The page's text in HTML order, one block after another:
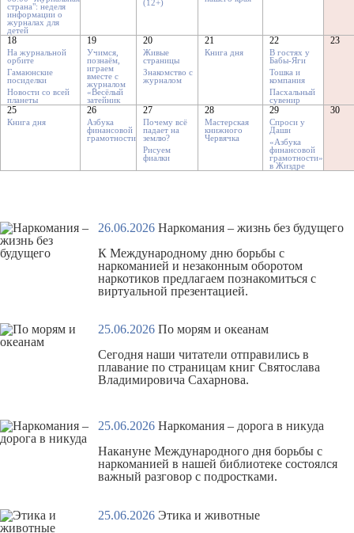
страна": неделя
информации о
журналах для
детей
(12+)
18
На журнальной
орбите
Гамаюнские
посиделки
Новости со всей
планеты
19
Учимся,
познаём,
играем
вместе с
журналом
«Весёлый
затейник
20
Живые
страницы
Знакомство с
журналом
21
Книга дня
22
В гостях у
Бабы-Яги
Тошка и
компания
Пасхальный
сувенир
23
25
Книга дня
26
Азбука
финансовой
грамотности
27
Почему всё
падает на
землю?
Рисуем
фиалки
28
Мастерская
книжного
Червячка
29
Спроси у
Даши
«Азбука
финансовой
грамотности»
в Жиздре
30
26.06.2026 Наркомания – жизнь без будущего
К Международному дню борьбы с
наркоманией и незаконным оборотом
наркотиков предлагаем познакомиться с
виртуальной презентацией.
25.06.2026 По морям и океанам
Сегодня наши читатели отправились в
плавание по страницам книг Святослава
Владимировича Сахарнова.
25.06.2026 Наркомания – дорога в никуда
Накануне Международного дня борьбы с
наркоманией в нашей библиотеке состоялся
важный разговор с подростками.
25.06.2026 Этика и животные